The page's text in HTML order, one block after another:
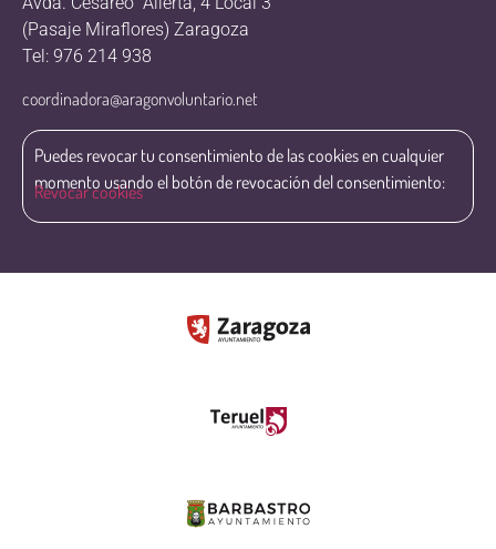
(Pasaje Miraflores) Zaragoza
Tel: 976 214 938
coordinadora@aragonvoluntario.net
Puedes revocar tu consentimiento de las cookies en cualquier
momento usando el botón de revocación del consentimiento:
Revocar cookies